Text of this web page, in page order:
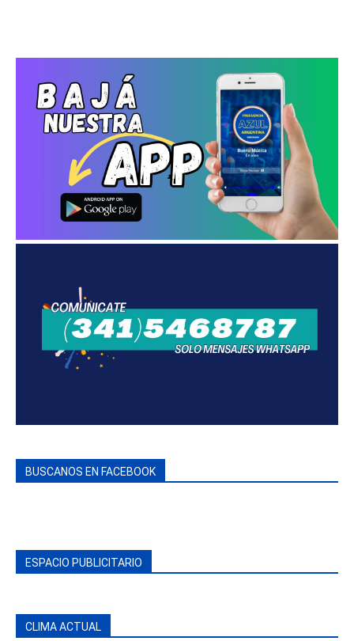
BUSCANOS EN FACEBOOK
ESPACIO PUBLICITARIO
CLIMA ACTUAL